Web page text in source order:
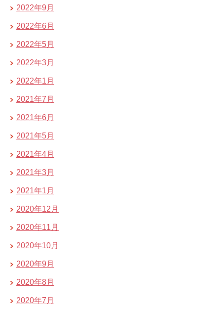
2022年9月
2022年6月
2022年5月
2022年3月
2022年1月
2021年7月
2021年6月
2021年5月
2021年4月
2021年3月
2021年1月
2020年12月
2020年11月
2020年10月
2020年9月
2020年8月
2020年7月